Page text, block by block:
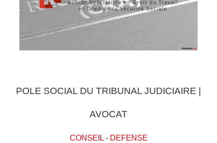
POLE SOCIAL DU TRIBUNAL JUDICIAIRE |
AVOCAT
CONSEIL- DEFENSE